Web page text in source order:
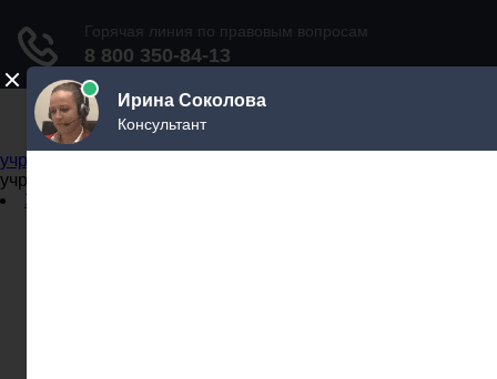
Не официальный справочник государственных
учреждений
учреждений
Задать вопрос юристу